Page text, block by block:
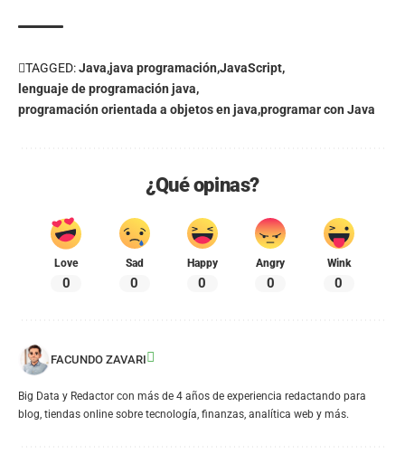
TAGGED:Java java programación JavaScript
lenguaje de programación java
programación orientada a objetos en java programar con Java
¿Qué opinas?
Love
0
Sad
0
Happy
0
Angry
0
Wink
0
FACUNDO ZAVARI
Big Data y Redactor con más de 4 años de experiencia redactando para
blog, tiendas online sobre tecnología, finanzas, analítica web y más.